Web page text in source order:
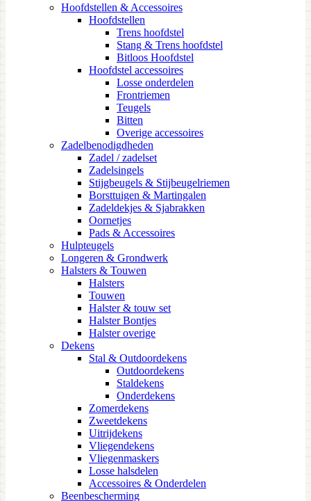
Hoofdstellen & Accessoires
Hoofdstellen
Trens hoofdstel
Stang & Trens hoofdstel
Bitloos Hoofdstel
Hoofdstel accessoires
Losse onderdelen
Frontriemen
Teugels
Bitten
Overige accessoires
Zadelbenodigdheden
Zadel / zadelset
Zadelsingels
Stijgbeugels & Stijbeugelriemen
Borsttuigen & Martingalen
Zadeldekjes & Sjabrakken
Oornetjes
Pads & Accessoires
Hulpteugels
Longeren & Grondwerk
Halsters & Touwen
Halsters
Touwen
Halster & touw set
Halster Bontjes
Halster overige
Dekens
Stal & Outdoordekens
Outdoordekens
Staldekens
Onderdekens
Zomerdekens
Zweetdekens
Uitrijdekens
Vliegendekens
Vliegenmaskers
Losse halsdelen
Accessoires & Onderdelen
Beenbescherming